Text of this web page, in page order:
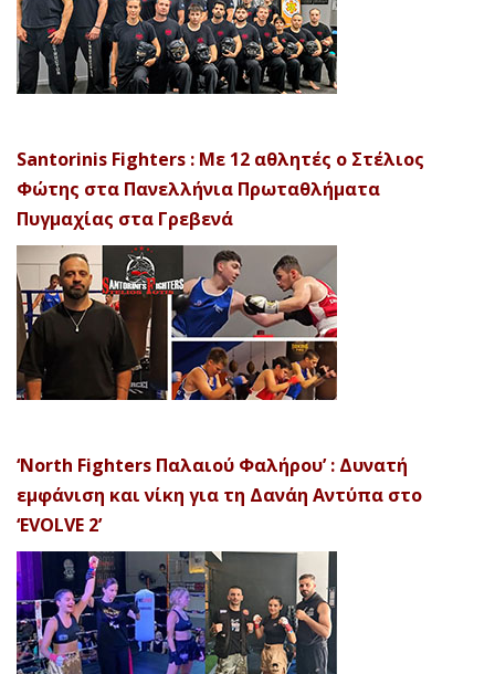
Santorinis Fighters : Με 12 αθλητές ο Στέλιος
Φώτης στα Πανελλήνια Πρωταθλήματα
Πυγμαχίας στα Γρεβενά
‘North Fighters Παλαιού Φαλήρου’ : Δυνατή
εμφάνιση και νίκη για τη Δανάη Αντύπα στο
‘EVOLVE 2’